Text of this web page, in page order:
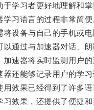
学习者更好地理解和掌
习语言的过程非常简便
备与自己的手机或电
过与加速器对话、朗
器将实时监测用户的
能够记录用户的学习
果已经得到了许多语
果，还提供了便捷和